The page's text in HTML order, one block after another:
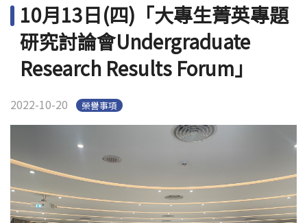
Open
English
10月13日(四)「大專生菁英專題
研究討論會Undergraduate
Research Results Forum」
2022-10-20 榮譽事項